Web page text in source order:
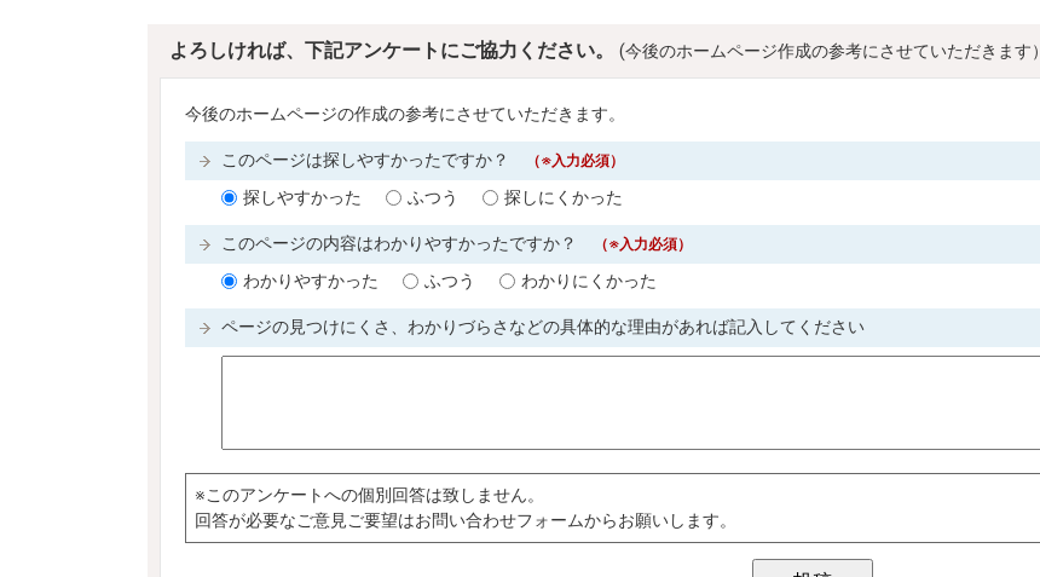
よろしければ、下記アンケートにご協力ください。 (今後のホームページ作成の参考にさせていただきます）
今後のホームページの作成の参考にさせていただきます。
このページは探しやすかったですか？ （※入力必須）
探しやすかった ふつう 探しにくかった
このページの内容はわかりやすかったですか？ （※入力必須）
わかりやすかった ふつう わかりにくかった
ページの見つけにくさ、わかりづらさなどの具体的な理由があれば記入してください
※このアンケートへの個別回答は致しません。
回答が必要なご意見ご要望はお問い合わせフォームからお願いします。